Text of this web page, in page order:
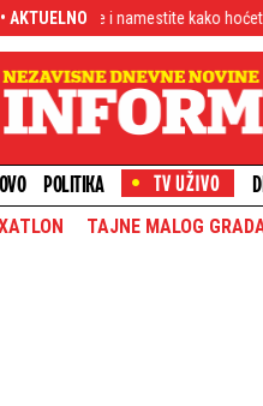
• AKTUELNOkako hoćete" Ispovest
POLITIKA
TAJNE MALOG